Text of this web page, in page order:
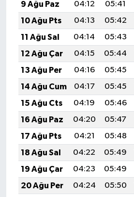
9 Ağu Paz
04:12 05:41
10 Ağu Pts
04:13 05:42
11 Ağu Sal
04:14 05:43
12 Ağu Çar
04:15 05:44
13 Ağu Per
04:16 05:45
14 Ağu Cum
04:17 05:45
15 Ağu Cts
04:19 05:46
16 Ağu Paz
04:20 05:47
17 Ağu Pts
04:21 05:48
18 Ağu Sal
04:22 05:49
19 Ağu Çar
04:23 05:49
20 Ağu Per
04:24 05:50